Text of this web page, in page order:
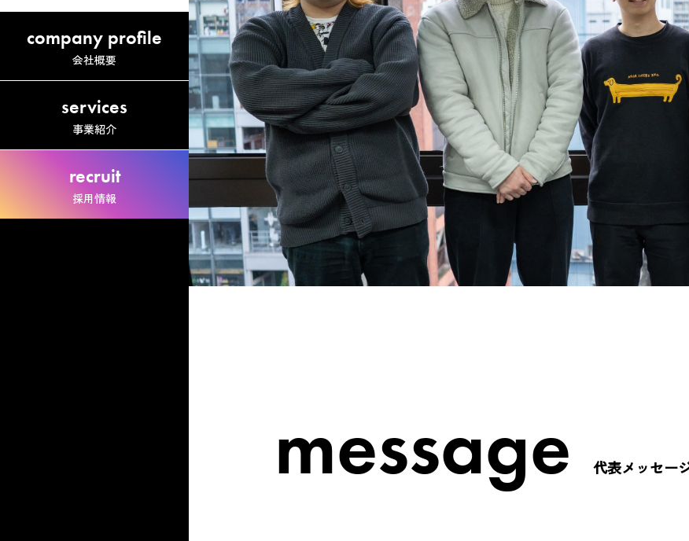
company profile
会社概要
services
事業紹介
recruit
採用情報
message 代表メッセー